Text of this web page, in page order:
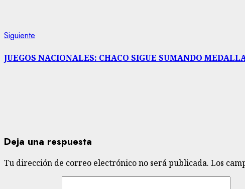
Siguiente
JUEGOS NACIONALES: CHACO SIGUE SUMANDO
Deja una respuesta
Tu dirección de correo electrónico no será publicada. Los